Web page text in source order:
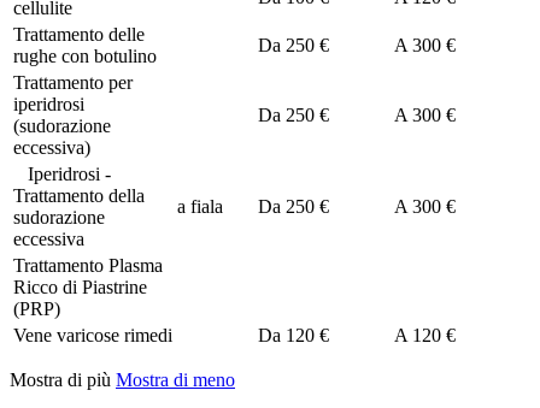
cellulite
Trattamento delle
rughe con botulino
Da 250 € A 300 €
Trattamento per
iperidrosi
(sudorazione
eccessiva)
Da 250 € A 300 €
Iperidrosi -
Trattamento della
sudorazione
eccessiva
a fiala Da 250 € A 300 €
Trattamento Plasma
Ricco di Piastrine
(PRP)
Vene varicose rimedi
Da 120 € A 120 €
Mostra di più Mostra di meno